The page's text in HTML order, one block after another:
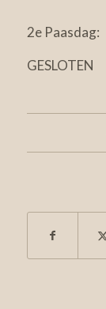
2e Paasdag:
GESLOTEN